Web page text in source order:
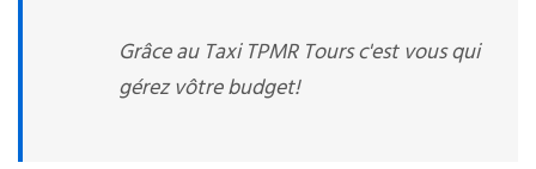
Grâce au Taxi TPMR Tours c'est vous qui
gérez vôtre budget!